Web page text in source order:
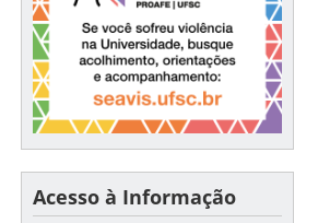
Acesso à Informação